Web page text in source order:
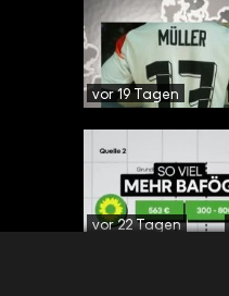
vor 19 Tagen
vor 22 Tagen